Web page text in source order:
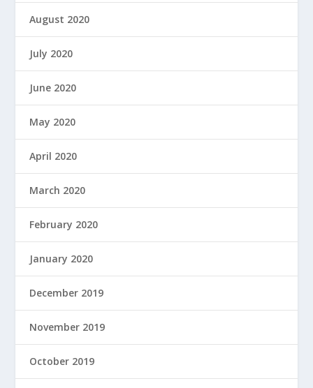
August 2020
July 2020
June 2020
May 2020
April 2020
March 2020
February 2020
January 2020
December 2019
November 2019
October 2019